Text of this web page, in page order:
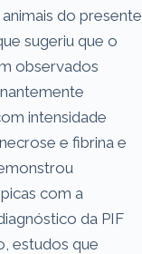
do presente
sugeriu que o
observados
intensidade
e fibrina e
com a
da PIF
estudos que